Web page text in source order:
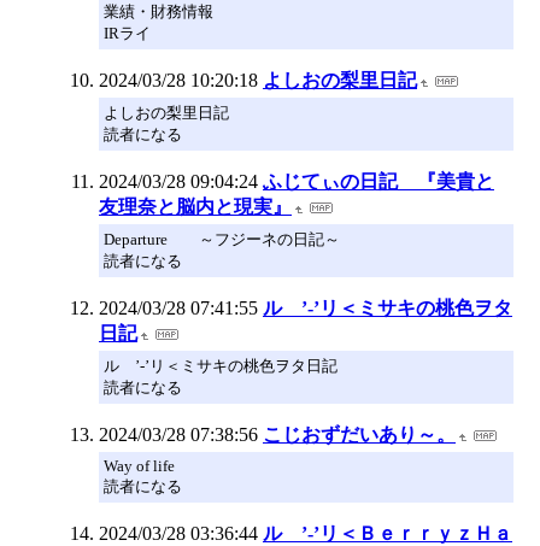
業績・財務情報
IRライ
2024/03/28 10:20:18 よしおの梨里日記
よしおの梨里日記
読者になる
2024/03/28 09:04:24 ふじてぃの日記 『美貴と
友理奈と脳内と現実』
Departure ～フジーネの日記～
読者になる
2024/03/28 07:41:55 ル ’-’リ＜ミサキの桃色ヲタ
日記
ル ’-’リ＜ミサキの桃色ヲタ日記
読者になる
2024/03/28 07:38:56 こじおずだいあり～。
Way of life
読者になる
2024/03/28 03:36:44 ル ’-’リ＜ＢｅｒｒｙｚＨａ